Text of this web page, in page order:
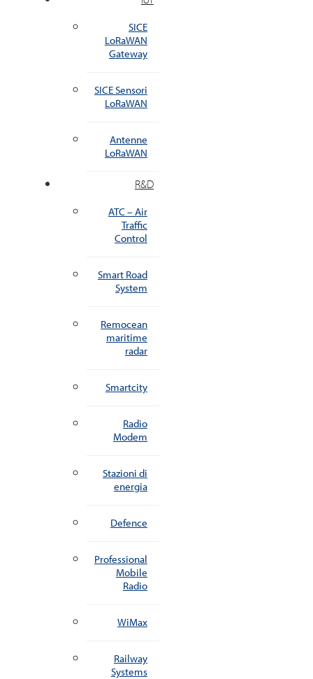
SICE
LoRaWAN
Gateway
SICE Sensori
LoRaWAN
Antenne
LoRaWAN
R&D
ATC – Air
Traffic
Control
Smart Road
System
Remocean
maritime
radar
Smartcity
Radio
Modem
Stazioni di
energia
Defence
Professional
Mobile
Radio
WiMax
Railway
Systems